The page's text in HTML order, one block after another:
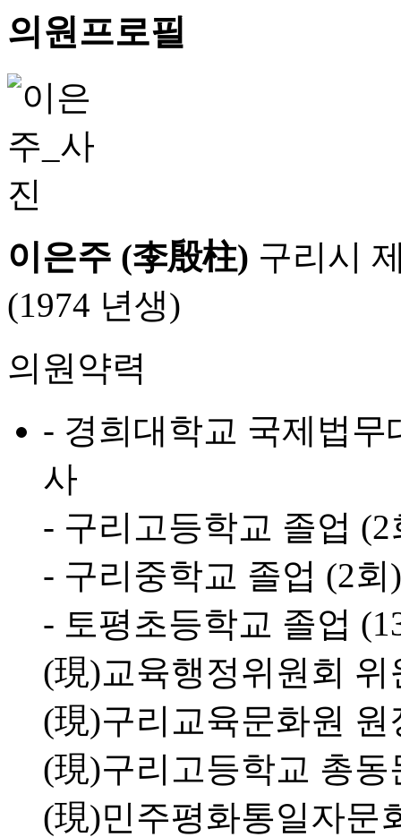
의원프로필
이은주 (李殷柱) 구리시
(1974 년생)
의원약력
- 경희대학교 국제법
사
- 구리고등학교 졸업 (2
- 구리중학교 졸업 (2회)
- 토평초등학교 졸업
(現)교육행정위원회 위
(現)구리교육문화원 원
(現)구리고등학교 총동
(現)민주평화통일자문